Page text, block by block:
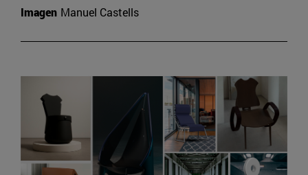
Imagen Manuel Castells